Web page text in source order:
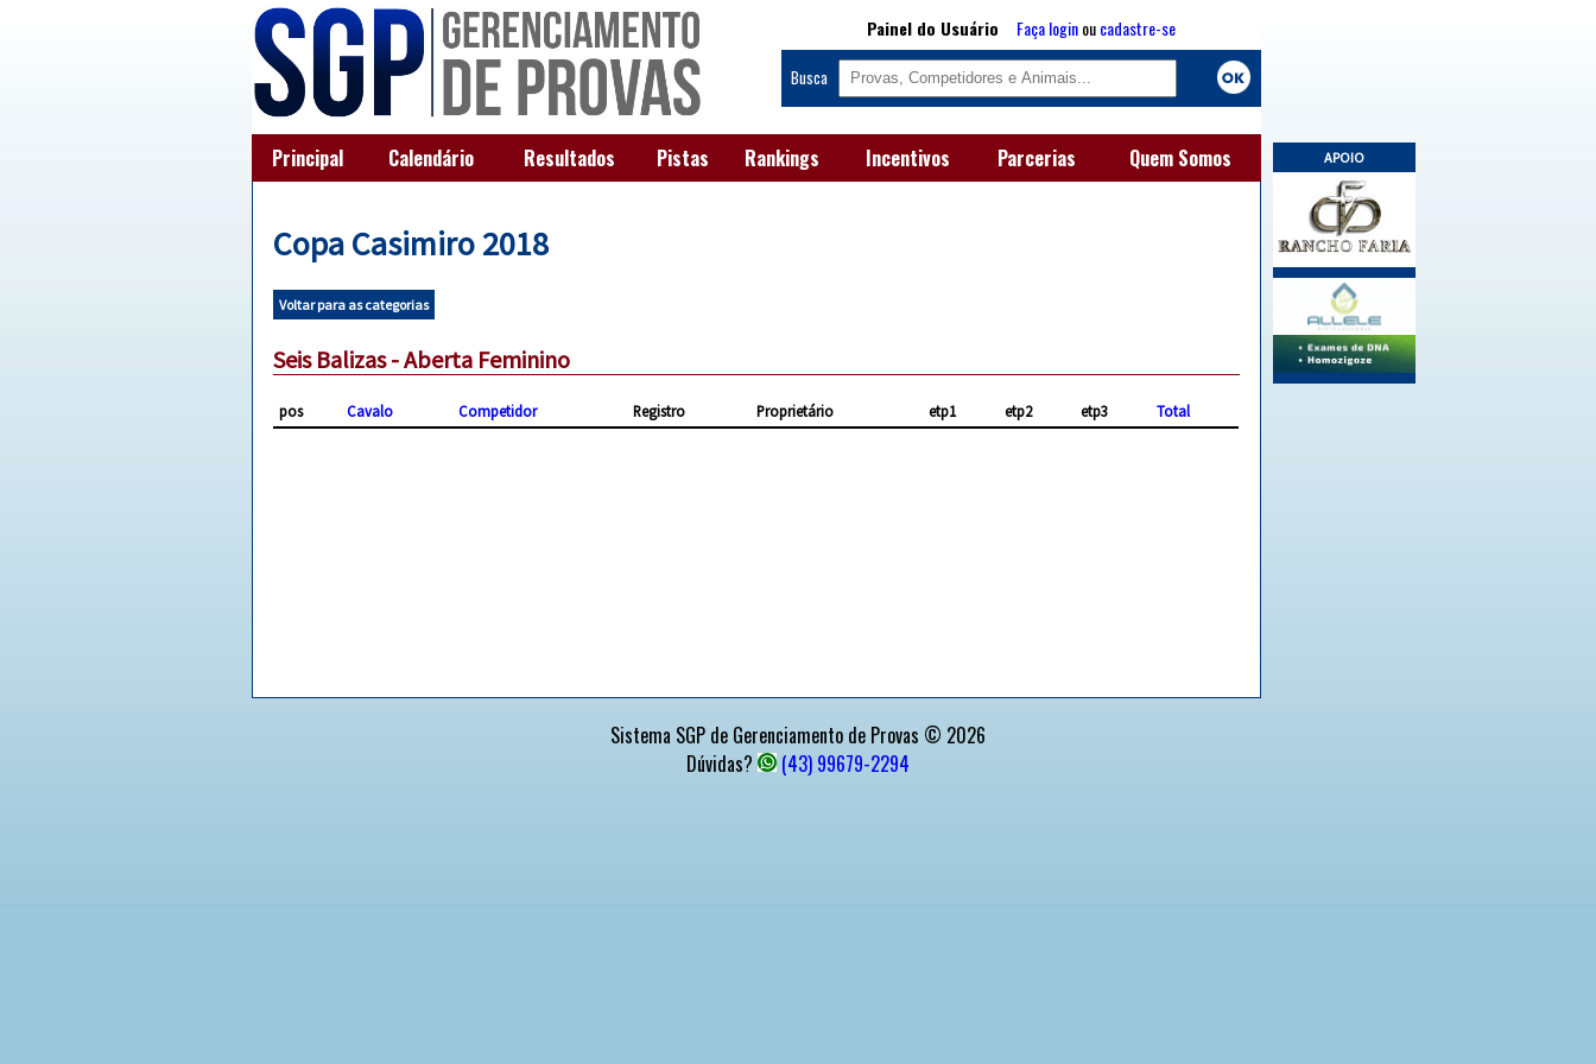
APOIO
Painel do Usuário Faça loginoucadastre-se
Busca
Principal Calendário Resultados Pistas Rankings Incentivos Parcerias Quem Somos
Copa Casimiro 2018
Voltar para as categorias
Seis Balizas - Aberta Feminino
pos Cavalo Competidor Registro Proprietário etp1 etp2 etp3 Total
Sistema SGP de Gerenciamento de Provas © 2026
Dúvidas?
(43) 99679-2294